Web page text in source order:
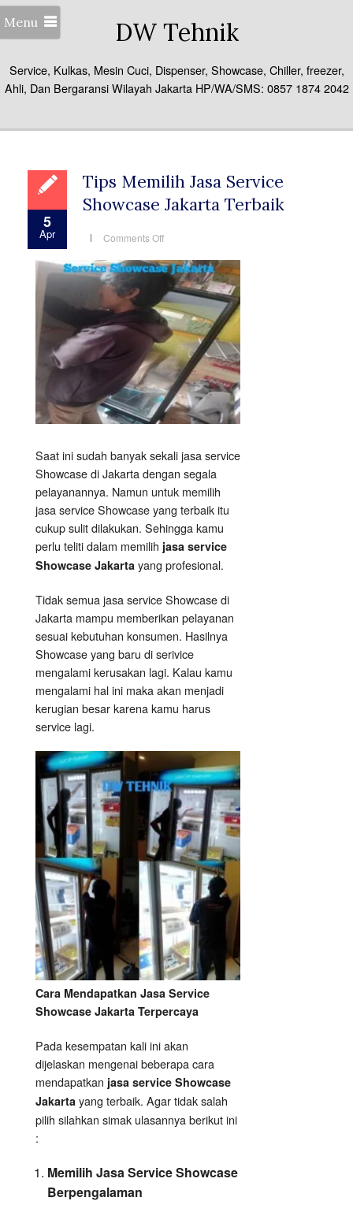
Menu DW Tehnik
Service, Kulkas, Mesin Cuci, Dispenser, Showcase, Chiller, freezer,
Ahli, Dan Bergaransi Wilayah Jakarta HP/WA/SMS: 0857 1874 2042
5
Apr
Tips Memilih Jasa Service
Showcase Jakarta Terbaik
Comments Offon
Jasa
Service
Showcase
Jakarta
Terbaik
Saat ini sudah banyak sekali jasa service
Showcase di Jakarta dengan segala
pelayanannya. Namun untuk memilih
jasa service Showcase yang terbaik itu
cukup sulit dilakukan. Sehingga kamu
perlu teliti dalam memilih jasa service
Showcase Jakarta yang profesional.
Tidak semua jasa service Showcase di
Jakarta mampu memberikan pelayanan
sesuai kebutuhan konsumen. Hasilnya
Showcase yang baru di serivice
mengalami kerusakan lagi. Kalau kamu
mengalami hal ini maka akan menjadi
kerugian besar karena kamu harus
service lagi.
Cara Mendapatkan Jasa Service
Showcase Jakarta Terpercaya
Pada kesempatan kali ini akan
dijelaskan mengenai beberapa cara
mendapatkan jasa service Showcase
Jakarta yang terbaik. Agar tidak salah
pilih silahkan simak ulasannya berikut ini
:
Memilih Jasa Service Showcase
Berpengalaman